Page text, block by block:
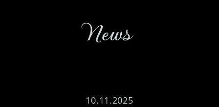
News
10.11.2025